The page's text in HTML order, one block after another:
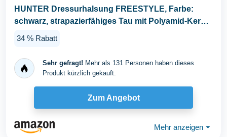
HUNTER Dressurhalsung FREESTYLE, Farbe:
schwarz, strapazierfähiges Tau mit Polyamid-Kern,
34 % Rabatt
Sehr gefragt! Mehr als 131 Personen haben dieses
Produkt kürzlich gekauft.
Zum Angebot
Mehr anzeigen ⏷